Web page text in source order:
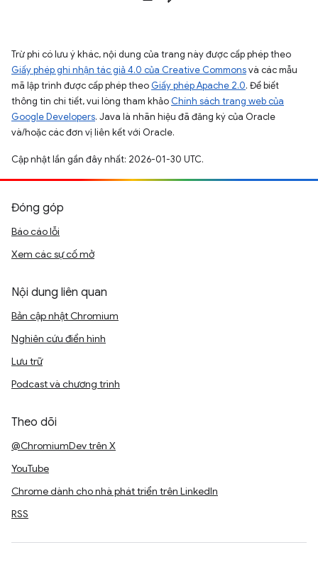
Trừ phi có lưu ý khác, nội dung của trang này được cấp phép theo
Giấy phép ghi nhận tác giả 4.0 của Creative Commonsvà các mẫu
mã lập trình được cấp phép theo Giấy phép Apache 2.0. Để biết
thông tin chi tiết, vui lòng tham khảo Chính sách trang web của
Google Developers. Java là nhãn hiệu đã đăng ký của Oracle
và/hoặc các đơn vị liên kết với Oracle.
Cập nhật lần gần đây nhất: 2026-01-30 UTC.
Đóng góp
Báo cáo lỗi
Xem các sự cố mở
Nội dung liên quan
Bản cập nhật Chromium
Nghiên cứu điển hình
Lưu trữ
Podcast và chương trình
Theo dõi
@ChromiumDev trên X
YouTube
Chrome dành cho nhà phát triển trên LinkedIn
RSS